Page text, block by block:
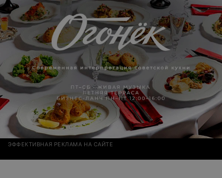
ЭФФЕКТИВНАЯ РЕКЛАМА НА САЙТЕ